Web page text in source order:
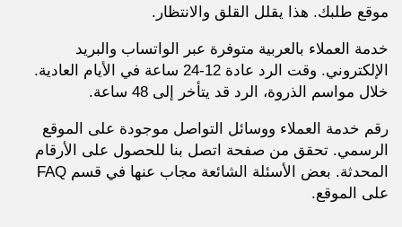
موقع طلبك. هذا يقلل القلق والانتظار.
خدمة العملاء بالعربية متوفرة عبر الواتساب والبريد
الإلكتروني. وقت الرد عادة 12-24 ساعة في الأيام العادية.
خلال مواسم الذروة، الرد قد يتأخر إلى 48 ساعة.
رقم خدمة العملاء ووسائل التواصل موجودة على الموقع
الرسمي. تحقق من صفحة اتصل بنا للحصول على الأرقام
المحدثة. بعض الأسئلة الشائعة مجاب عنها في قسم FAQ
على الموقع.